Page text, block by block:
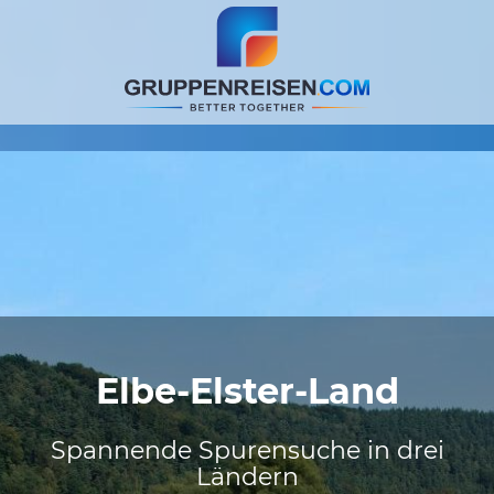
Elbe-Elster-Land
Spannende Spurensuche in drei
Ländern